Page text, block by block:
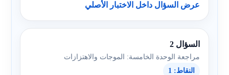
عرض السؤال داخل الاختبار الأصلي
السؤال 2
مراجعة الوحدة الخامسة: الموجات والاهتزازات
النقاط: 1